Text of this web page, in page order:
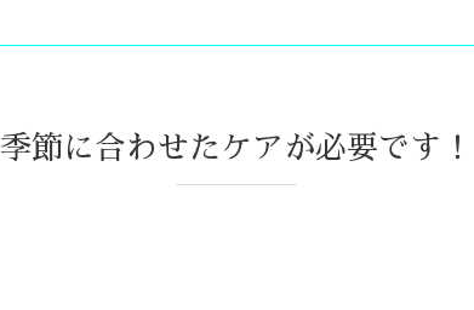
季節に合わせたケアが必要です！